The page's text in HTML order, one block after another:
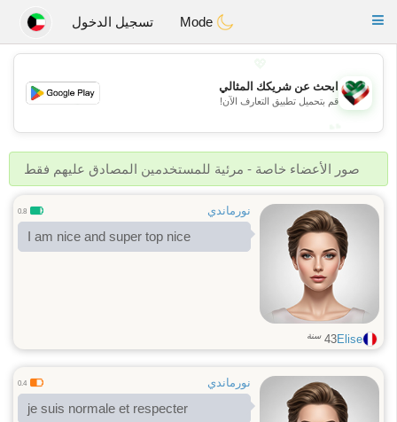
KuwaitChat
Toggle
تسجيل الدخول
💖
💕
ابحث عن شريكك المثالي
قم بتحميل تطبيق التعارف الآن!
صور الأعضاء خاصة - مرئية للمستخدمين المصادق عليهم فقط
نورماندي 0.8
I am nice and super top nice
Elise
43 سنة
نورماندي 0.4
je suis normale et respecter